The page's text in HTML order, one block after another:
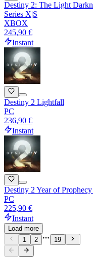
Destiny 2: The Light
Series X|S
XBOX
245,90 €
Instant
Destiny 2 Lightfall
PC
236,90 €
Instant
Destiny 2 Year of
PC
225,90 €
Instant
Load more
1
2 19